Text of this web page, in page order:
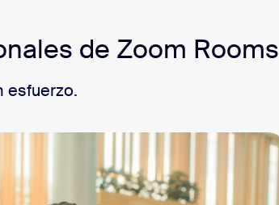
de Zoom Rooms
esfuerzo.